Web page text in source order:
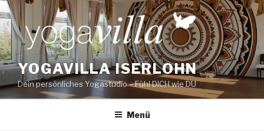
Zum
Inhalt
springen
YOGAVILLA ISERLOHN
Dein persönliches Yogastudio – Fühl DICH wie DU
Menü